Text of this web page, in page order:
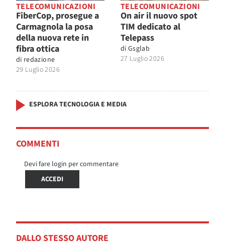
TELECOMUNICAZIONI
FiberCop, prosegue a
Carmagnola la posa
della nuova rete in
fibra ottica
di redazione
29 Luglio 2026
TELECOMUNICAZIONI
On air il nuovo spot
TIM dedicato al
Telepass
di Gsglab
27 Luglio 2026
ESPLORA TECNOLOGIA E MEDIA
COMMENTI
Devi fare login per commentare
ACCEDI
DALLO STESSO AUTORE